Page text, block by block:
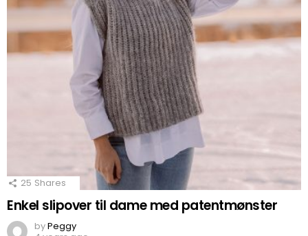
25 Shares
Enkel slipover til dame med patentmønster
byPeggy